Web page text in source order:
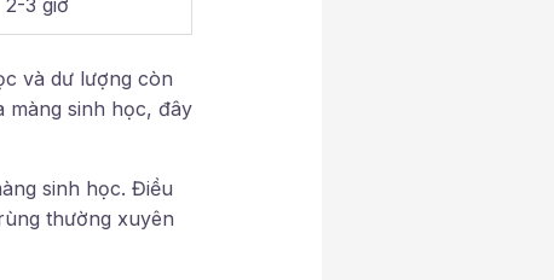
và dư lượng còn
màng sinh học, đây
sinh học. Điều
thường xuyên